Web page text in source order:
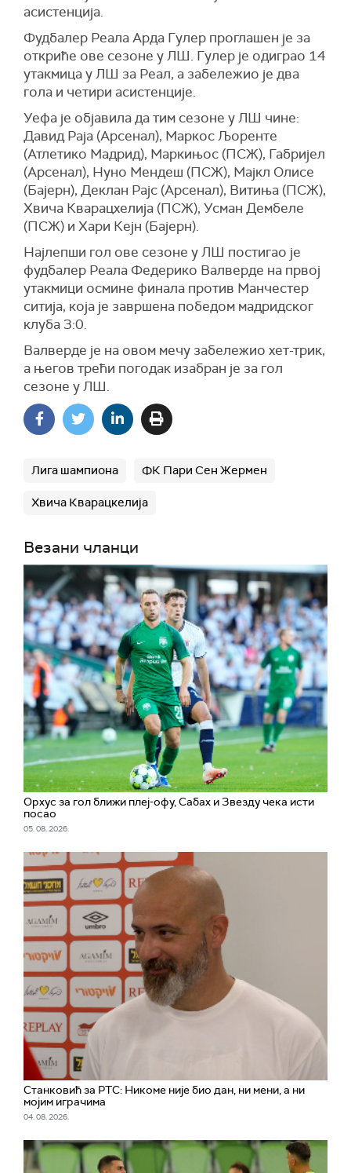
асистенција.
Фудбалер Реала Арда Гулер проглашен је за
откриће ове сезоне у ЛШ. Гулер је одиграо 14
утакмица у ЛШ за Реал, а забележио је два
гола и четири асистенције.
Уефа је објавила да тим сезоне у ЛШ чине:
Давид Раја (Арсенал), Маркос Љоренте
(Атлетико Мадрид), Маркињос (ПСЖ), Габријел
(Арсенал), Нуно Мендеш (ПСЖ), Мајкл Олисе
(Бајерн), Деклан Рајс (Арсенал), Витиња (ПСЖ),
Хвича Кварацхелија (ПСЖ), Усман Дембеле
(ПСЖ) и Хари Кејн (Бајерн).
Најлепши гол ове сезоне у ЛШ постигао је
фудбалер Реала Федерико Валверде на првој
утакмици осмине финала против Манчестер
ситија, која је завршена победом мадридског
клуба 3:0.
Валверде је на овом мечу забележио хет-трик,
а његов трећи погодак изабран је за гол
сезоне у ЛШ.
Лига шампиона ФК Пари Сен Жермен
Хвича Кварацкелија
Везани чланци
Орхус за гол ближи плеј-офу, Сабах и Звезду чека исти
посао
05. 08. 2026.
Станковић за РТС: Никоме није био дан, ни мени, а ни
мојим играчима
04. 08. 2026.